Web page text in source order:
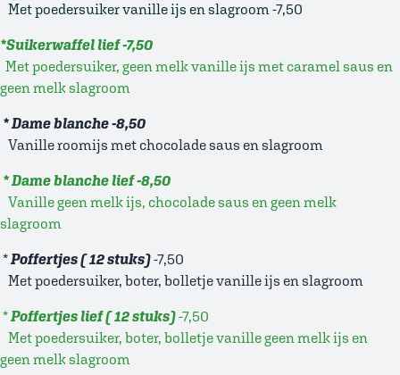
Met poedersuiker vanille ijs en slagroom -7,50
*Suikerwaffel lief -7,50
Met poedersuiker, geen melk vanille ijs met caramel saus en
geen melk slagroom
*Dame blanche-8,50
Vanille roomijs met chocolade saus en slagroom
* Dame blanche lief -8,50
Vanille geen melk ijs, chocolade saus en geen melk
slagroom
*Poffertjes ( 12 stuks)-7,50
Met poedersuiker, boter, bolletje vanille ijs en slagroom
*Poffertjes lief ( 12 stuks)-7,50
Met poedersuiker, boter, bolletje vanille geen melk ijs en
geen melk slagroom